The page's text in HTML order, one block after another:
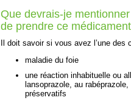
Que devrais-je
de prendre ce
Il doit savoir si vous avez l’une des
maladie du foie
une réaction inhabituelle ou
lansoprazole, au
préservatifs